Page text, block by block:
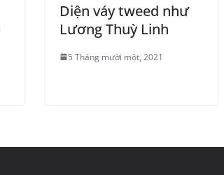
Diện váy tweed như
Lương Thuỳ Linh
5 Tháng mười một, 2021